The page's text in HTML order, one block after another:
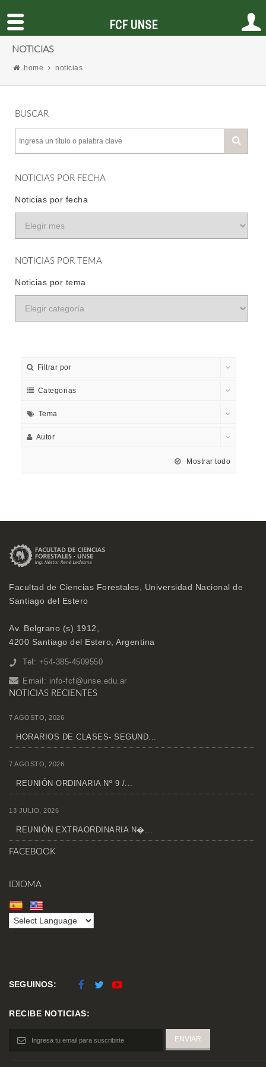
NOTICIAS
home noticias
BUSCAR
NOTICIAS POR FECHA
Noticias por fecha
NOTICIAS POR TEMA
Noticias por tema
Filtrar por
Categorias
Tema
Autor
Mostrar todo
Facultad de Ciencias Forestales, Universidad Nacional de
Santiago del Estero
Av. Belgrano (s) 1912,
4200 Santiago del Estero, Argentina
Tel: +54-385-4509550
Email: info-fcf@unse.edu.ar
NOTICIAS RECIENTES
7 AGOSTO, 2026
HORARIOS DE CLASES- SEGUND...
7 AGOSTO, 2026
REUNIÓN ORDINARIA Nº 9 /...
13 JULIO, 2026
REUNIÓN EXTRAORDINARIA N�...
FACEBOOK
IDIOMA
SEGUINOS:
RECIBE NOTICIAS:
FCF UNSE